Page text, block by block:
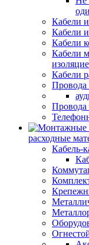
Кабели
Кабели
Кабели
Кабели
Кабели
Провода
Провода
расходные
Кабель-